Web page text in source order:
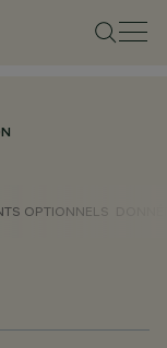
OPTIONNELS